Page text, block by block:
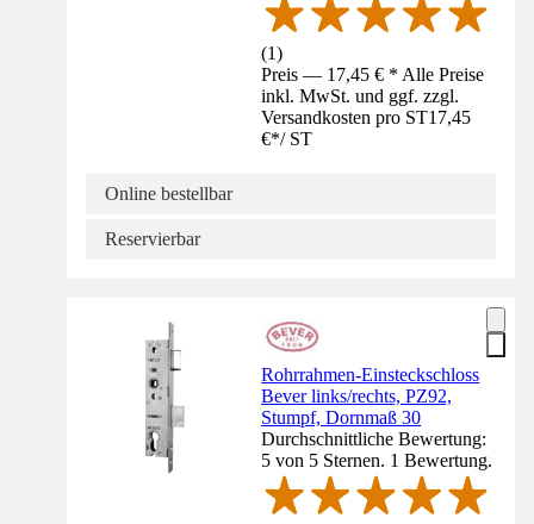
(1)
Preis — 17,45 € * Alle Preise
inkl. MwSt. und ggf. zzgl.
Versandkosten pro ST17,45
€*/ ST
Online bestellbar
Reservierbar
Rohrrahmen-Einsteckschloss
Bever links/rechts, PZ92,
Stumpf, Dornmaß 30
Durchschnittliche Bewertung:
5 von 5 Sternen. 1 Bewertung.